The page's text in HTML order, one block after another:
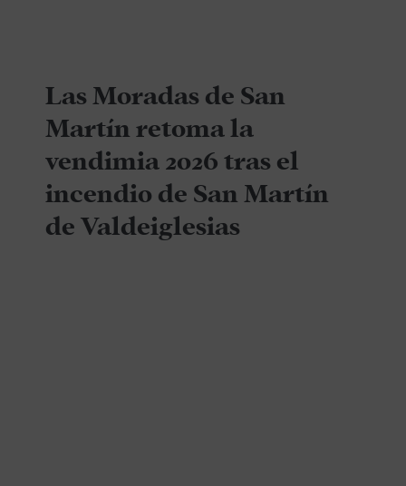
Las Moradas de San
Martín retoma la
vendimia 2026 tras el
incendio de San Martín
de Valdeiglesias